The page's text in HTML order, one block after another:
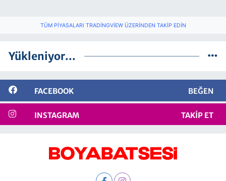
TÜM PIYASALARI TRADINGVIEW ÜZERINDEN TAKIP EDIN
Yükleniyor...
FACEBOOK BEĞEN
INSTAGRAM TAKIP ET